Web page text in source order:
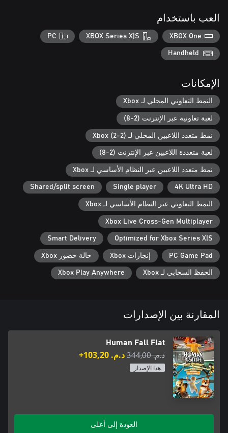
العب باستخدام
XBOX One
XBOX Series X|S
PC
Handheld
الإمكانات
النمط التعاوني المحلي لـ Xbox
لعبة تعاونية عبر الإنترنت (2-8)
نمط متعدد اللاعبين المحلي لـ Xbox (2-2)
لعبة متعددة اللاعبين عبر الإنترنت (2-8)
نمط متعدد اللاعبين عبر النظام الأساسي لـ Xbox
4K Ultra HD
Single player
Shared/split screen
النمط التعاوني عبر النظام الأساسي لـ Xbox
Xbox Live Cross-Gen Multiplayer
Optimized for Xbox Series X|S
Smart Delivery
PC Game Pad إنجازات Xbox حالة حضور Xbox
الحفظ السحابي لـ Xbox Xbox Play Anywhere
المقارنة بين الإصدارات
Human Fall Flat
د.م.‏ 344,00 د.م.‏ 103,20+
هذا الإصدار
العودة إلى أعلى